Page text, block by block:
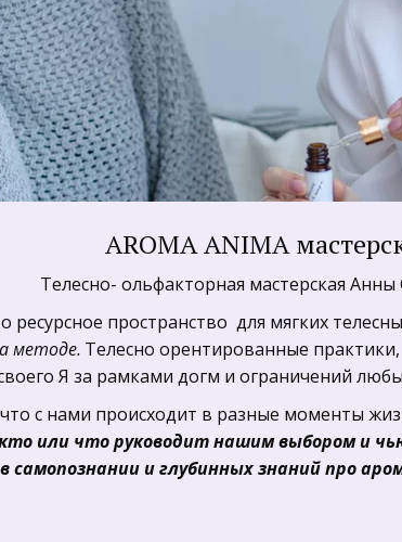
АROMA ANIMA
Телесно- ольфакторная мастерская
ресурсное пространство  для мягких
методе. Телесно орентированные
Я за рамками догм и ограничений
с нами происходит в разные моменты
или что руководит нашим выбором и
самопознании и глубинных знаний про